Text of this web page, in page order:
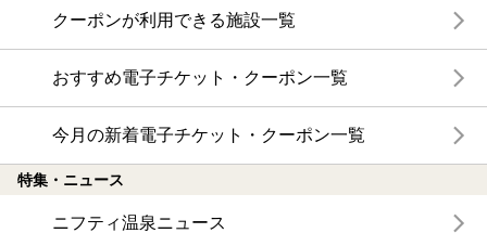
クーポンが利用できる施設一覧
おすすめ電子チケット・クーポン一覧
今月の新着電子チケット・クーポン一覧
特集・ニュース
ニフティ温泉ニュース